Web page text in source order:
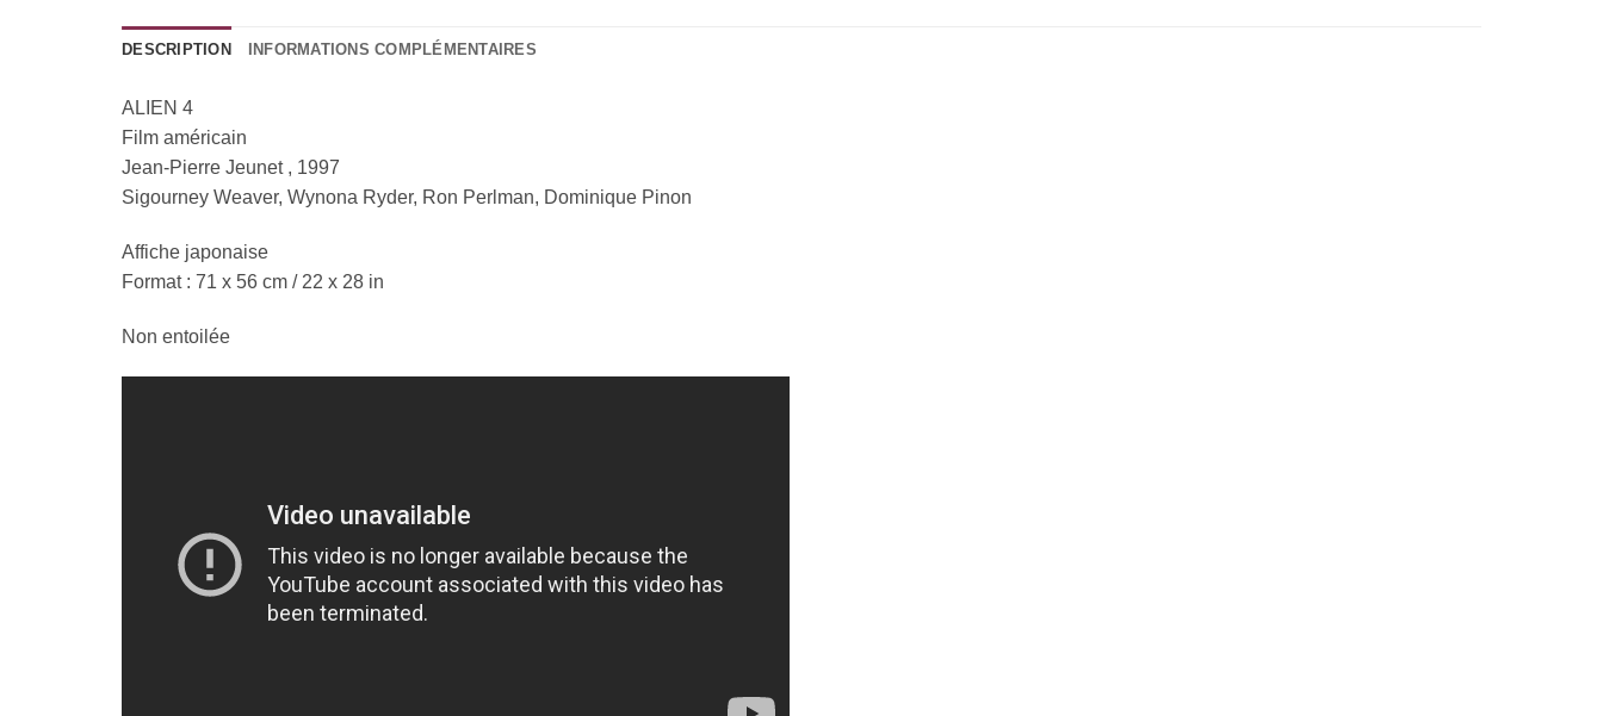
DESCRIPTION INFORMATIONS COMPLÉMENTAIRES
ALIEN 4
Film américain
Jean-Pierre Jeunet , 1997
Sigourney Weaver, Wynona Ryder, Ron Perlman, Dominique Pinon
Affiche japonaise
Format : 71 x 56 cm / 22 x 28 in
Non entoilée